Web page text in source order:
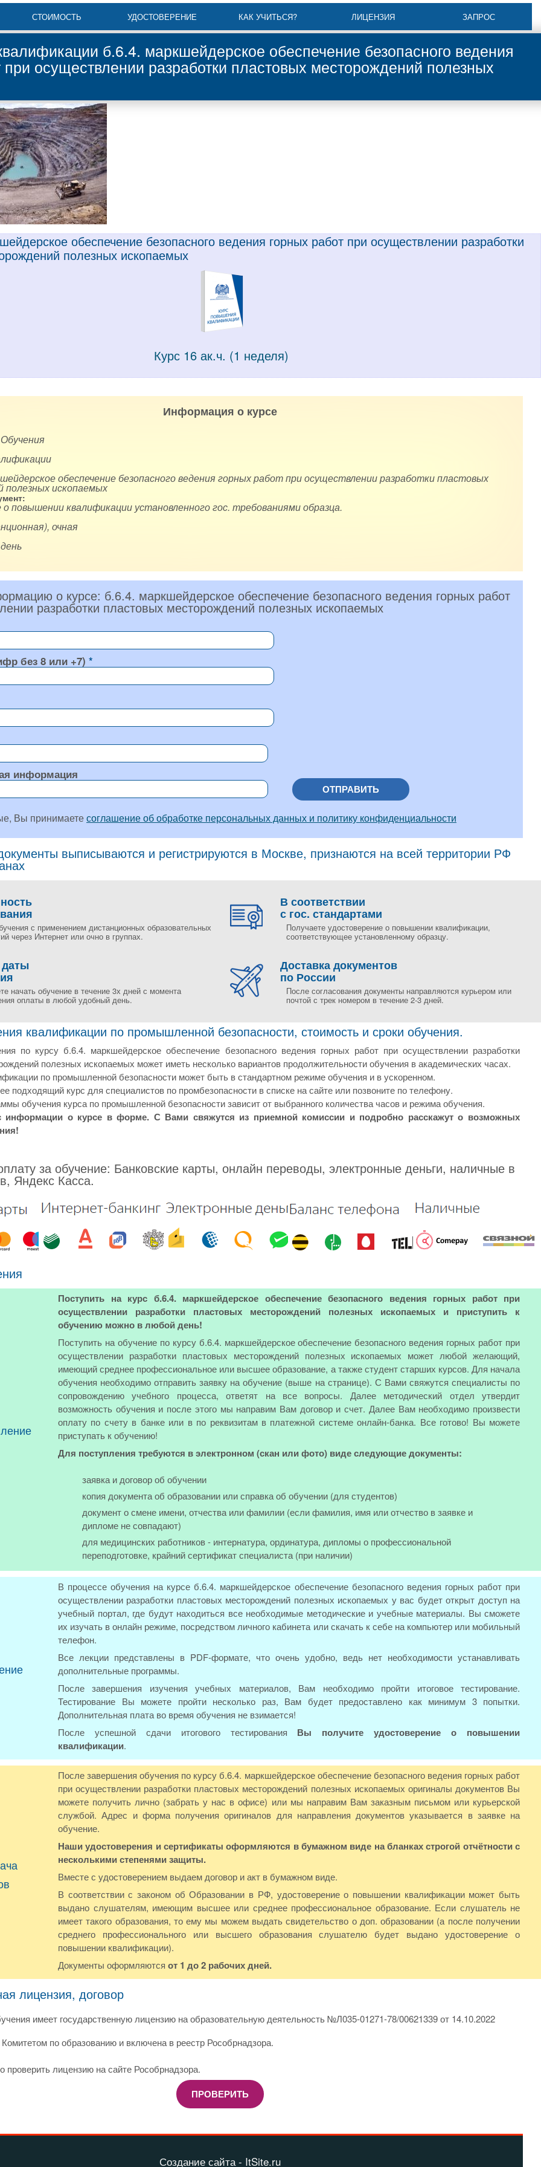
СТОИМОСТЬ УДОСТОВЕРЕНИЕ КАК УЧИТЬСЯ? ЛИЦЕНЗИЯ ЗАПРОС
б.6.4. маркшейдерское обеспечение безопасного ведения
при осуществлении разработки пластовых месторождений полезных
обеспечение безопасного ведения горных работ при осуществлении разработки
полезных ископаемых
Курс 16 ак.ч. (1 неделя)
Информация о курсе
обеспечение безопасного ведения горных работ при осуществлении разработки пластовых
полезных ископаемых
повышении квалификации установленного гос. требованиями образца.
очная
о курсе: б.6.4. маркшейдерское обеспечение безопасного ведения горных работ
разработки пластовых месторождений полезных ископаемых
без 8 или +7)
информация
ОТПРАВИТЬ
Вы принимаетесоглашение об обработке персональных данных и политику конфиденциальности
выписываются и регистрируются в Москве, признаются на всей территории РФ
с применением дистанционных образовательных
через Интернет или очно в группах.
В соответствии
с гос. стандартами
Получаете удостоверение о повышении квалификации,
соответствующее установленному образцу.
начать обучение в течение 3х дней с момента
оплаты в любой удобный день.
Доставка документов
по России
После согласования документы направляются курьером или
почтой с трек номером в течение 2-3 дней.
квалификации по промышленной безопасности, стоимость и сроки обучения.
по курсу б.6.4. маркшейдерское обеспечение безопасного ведения горных работ при осуществлении разработки
полезных ископаемых может иметь несколько вариантов продолжительности обучения в академических часах.
по промышленной безопасности может быть в стандартном режиме обучения и в ускоренном.
подходящий курс для специалистов по промбезопасности в списке на сайте или позвоните по телефону.
обучения курса по промышленной безопасности зависит от выбранного количества часов и режима обучения.
информации о курсе в форме. С Вами свяжутся из приемной комиссии и подробно расскажут о возможных
за обучение: Банковские карты, онлайн переводы, электронные деньги, наличные в
Яндекс Касса.
Поступить на курс б.6.4. маркшейдерское обеспечение безопасного ведения горных работ при
осуществлении разработки пластовых месторождений полезных ископаемых и приступить к
обучению можно в любой день!
Поступить на обучение по курсу б.6.4. маркшейдерское обеспечение безопасного ведения горных работ при
осуществлении разработки пластовых месторождений полезных ископаемых может любой желающий,
имеющий среднее профессиональное или высшее образование, а также студент старших курсов. Для начала
обучения необходимо отправить заявку на обучение (выше на странице). С Вами свяжутся специалисты по
сопровождению учебного процесса, ответят на все вопросы. Далее методический отдел утвердит
возможность обучения и после этого мы направим Вам договор и счет. Далее Вам необходимо произвести
оплату по счету в банке или в по реквизитам в платежной системе онлайн-банка. Все готово! Вы можете
приступать к обучению!
Для поступления требуются в электронном (скан или фото) виде следующие документы:
заявка и договор об обучении
копия документа об образовании или справка об обучении (для студентов)
документ о смене имени, отчества или фамилии (если фамилия, имя или отчество в заявке и
дипломе не совпадают)
для медицинских работников - интернатура, ординатура, дипломы о профессиональной
переподготовке, крайний сертификат специалиста (при наличии)
В процессе обучения на курсе б.6.4. маркшейдерское обеспечение безопасного ведения горных работ при
осуществлении разработки пластовых месторождений полезных ископаемых у вас будет открыт доступ на
учебный портал, где будут находиться все необходимые методические и учебные материалы. Вы сможете
их изучать в онлайн режиме, посредством личного кабинета или скачать к себе на компьютер или мобильный
телефон.
Все лекции представлены в PDF-формате, что очень удобно, ведь нет необходимости устанавливать
дополнительные программы.
После завершения изучения учебных материалов, Вам необходимо пройти итоговое тестирование.
Тестирование Вы можете пройти несколько раз, Вам будет предоставлено как минимум 3 попытки.
Дополнительная плата во время обучения не взимается!
После успешной сдачи итогового тестирования Вы получите удостоверение о повышении
квалификации.
После завершения обучения по курсу б.6.4. маркшейдерское обеспечение безопасного ведения горных работ
при осуществлении разработки пластовых месторождений полезных ископаемых оригиналы документов Вы
можете получить лично (забрать у нас в офисе) или мы направим Вам заказным письмом или курьерской
службой. Адрес и форма получения оригиналов для направления документов указывается в заявке на
обучение.
Наши удостоверения и сертификаты оформляются в бумажном виде на бланках строгой отчётности с
несколькими степенями защиты.
Вместе с удостоверением выдаем договор и акт в бумажном виде.
В соответствии с законом об Образовании в РФ, удостоверение о повышении квалификации может быть
выдано слушателям, имеющим высшее или среднее профессиональное образование. Если слушатель не
имеет такого образования, то ему мы можем выдать свидетельство о доп. образовании (а после получении
среднего профессионального или высшего образования слушателю будет выдано удостоверение о
повышении квалификации).
Документы оформляются от 1 до 2 рабочих дней.
лицензия, договор
имеет государственную лицензию на образовательную деятельность №Л035-01271-78/00621339 от 14.10.2022
по образованию и включена в реестр Рособрнадзора.
лицензию на сайте Рособрнадзора.
ПРОВЕРИТЬ
Создание сайта - ItSite.ru